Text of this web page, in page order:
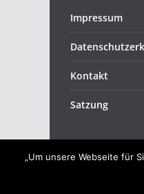
Impressum
Kontakt
Satzung
„Um unsere Webseite für